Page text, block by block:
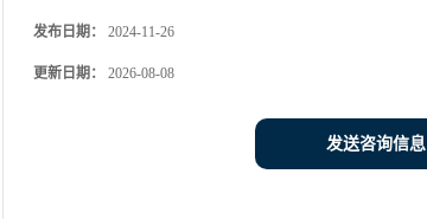
发布日期： 2024-11-26
更新日期： 2026-08-08
发送咨询信息